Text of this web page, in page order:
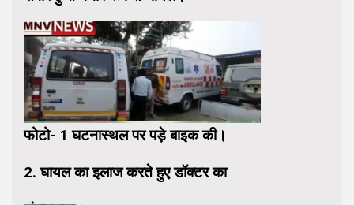
फोटो- 1 घटनास्थल पर पड़े बाइक की।
2. घायल का इलाज करते हुए डॉक्टर का